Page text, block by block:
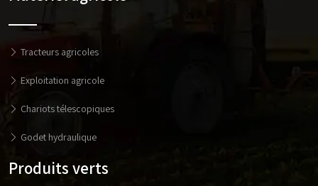
Tracteurs agricoles
Exploitation agricole
Chariots télescopiques
Godet hydraulique
Produits verts